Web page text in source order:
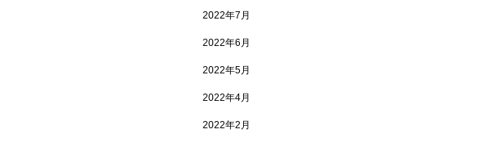
2022年7月
2022年6月
2022年5月
2022年4月
2022年2月